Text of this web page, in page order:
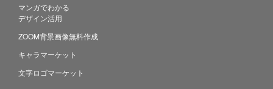
マンガでわかる
デザイン活用
ZOOM背景画像無料作成
キャラマーケット
文字ロゴマーケット